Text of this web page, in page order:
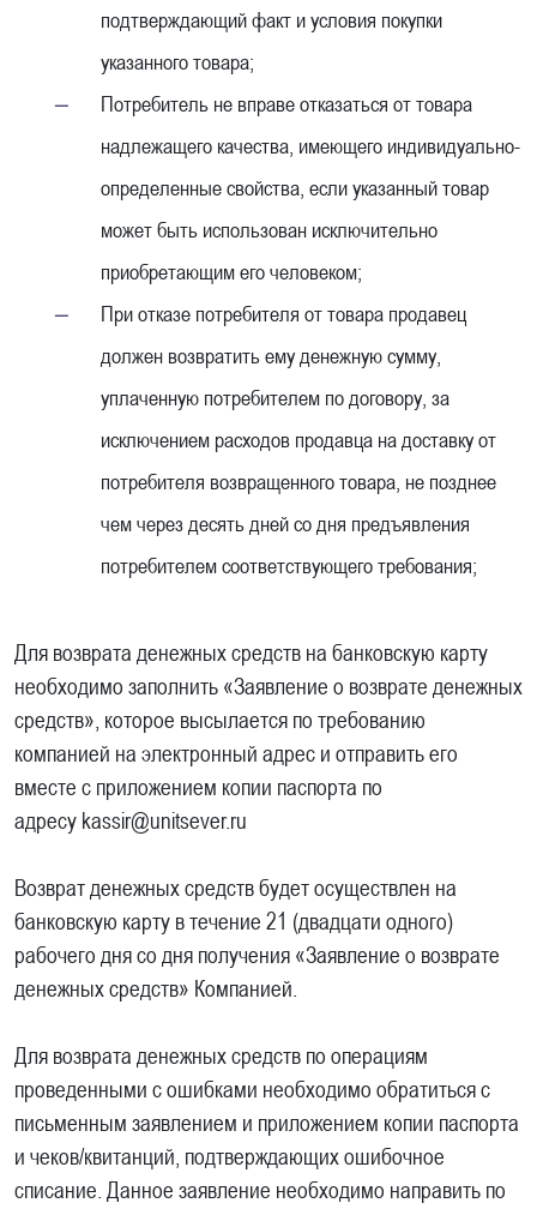
подтверждающий факт и условия покупки
указанного товара;
Потребитель не вправе отказаться от товара
надлежащего качества, имеющего индивидуально-
определенные свойства, если указанный товар
может быть использован исключительно
приобретающим его человеком;
При отказе потребителя от товара продавец
должен возвратить ему денежную сумму,
уплаченную потребителем по договору, за
исключением расходов продавца на доставку от
потребителя возвращенного товара, не позднее
чем через десять дней со дня предъявления
потребителем соответствующего требования;
Для возврата денежных средств на банковскую карту
необходимо заполнить «Заявление о возврате денежных
средств», которое высылается по требованию
компанией на электронный адрес и отправить его
вместе с приложением копии паспорта по
адресу kassir@unitsever.ru
Возврат денежных средств будет осуществлен на
банковскую карту в течение 21 (двадцати одного)
рабочего дня со дня получения «Заявление о возврате
денежных средств» Компанией.
Для возврата денежных средств по операциям
проведенными с ошибками необходимо обратиться с
письменным заявлением и приложением копии паспорта
и чеков/квитанций, подтверждающих ошибочное
списание. Данное заявление необходимо направить по